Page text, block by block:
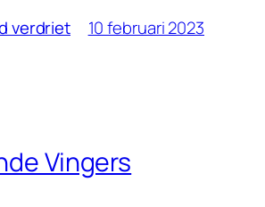
verdriet 10 februari 2023
Vingers